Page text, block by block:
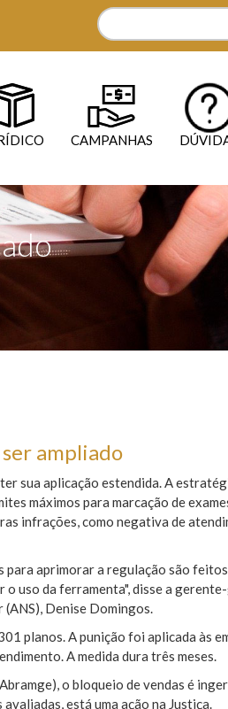
CAMPANHAS
ampliado
sua aplicação estendida. A
máximos para marcação de
infrações, como negativa de
para aprimorar a regulação são
uso da ferramenta", disse a
(ANS), Denise Domingos.
planos. A punição foi aplicada às
A medida dura três meses.
o bloqueio de vendas é
está uma ação na Justiça.